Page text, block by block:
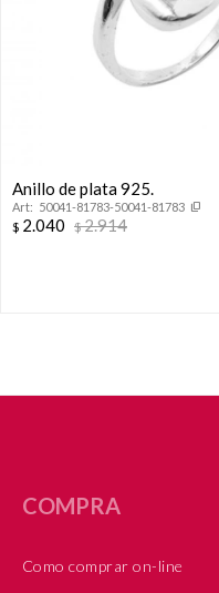
Anillo de plata 925.
50041-81783-50041-81783
$ 2.040 $2.914
COMPRA
Como comprar on-line